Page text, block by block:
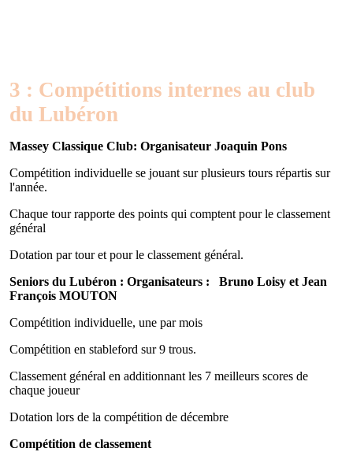
3 : Compétitions internes au club
du Lubéron
Massey Classique Club: Organisateur Joaquin Pons
Compétition individuelle se jouant sur plusieurs tours répartis sur
l'année.
Chaque tour rapporte des points qui comptent pour le classement
général
Dotation par tour et pour le classement général.
Seniors du Lubéron : Organisateurs : Bruno Loisy et Jean
François MOUTON
Compétition individuelle, une par mois
Compétition en stableford sur 9 trous.
Classement général en additionnant les 7 meilleurs scores de
chaque joueur
Dotation lors de la compétition de décembre
Compétition de classement